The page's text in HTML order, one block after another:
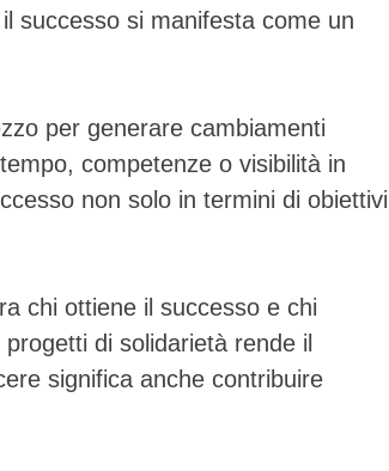
successo si manifesta come un
per generare cambiamenti
competenze o visibilità in
non solo in termini di obiettivi
chi ottiene il successo e chi
di solidarietà rende il
significa anche contribuire